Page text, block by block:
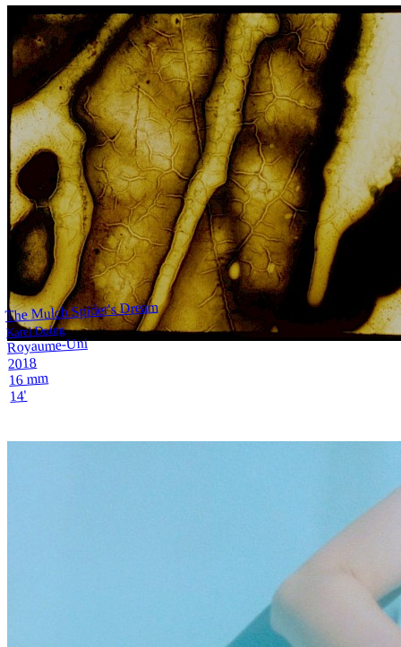
The Mulch Spider's Dream
Karel Doing
Royaume-Uni
2018
16 mm
14'